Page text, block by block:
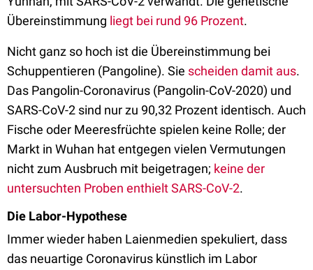
Übereinstimmung liegt bei rund 96 Prozent.
Nicht ganz so hoch ist die Übereinstimmung bei
Schuppentieren (Pangoline). Sie scheiden damit aus.
Das Pangolin-Coronavirus (Pangolin-CoV-2020) und
SARS-CoV-2 sind nur zu 90,32 Prozent identisch. Auch
Fische oder Meeresfrüchte spielen keine Rolle; der
Markt in Wuhan hat entgegen vielen Vermutungen
nicht zum Ausbruch mit beigetragen; keine der
untersuchten Proben enthielt SARS-CoV-2.
Die Labor-Hypothese
Immer wieder haben Laienmedien spekuliert, dass
das neuartige Coronavirus künstlich im Labor